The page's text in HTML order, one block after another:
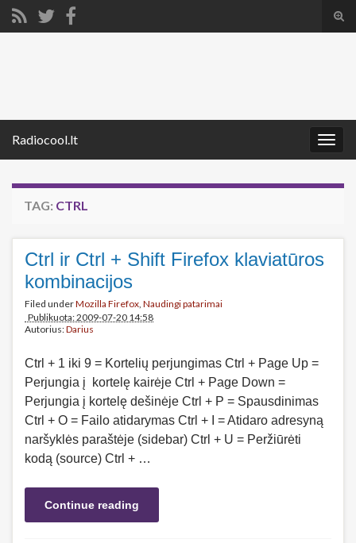
Radiocool.lt
TAG: CTRL
Ctrl ir Ctrl + Shift Firefox klaviatūros
kombinacijos
Filed underMozilla Firefox, Naudingi patarimai
Publikuota: 2009-07-20 14:58
Autorius:Darius
Ctrl + 1 iki 9 = Kortelių perjungimas Ctrl + Page Up =
Perjungia į kortelę kairėje Ctrl + Page Down =
Perjungia į kortelę dešinėje Ctrl + P = Spausdinimas
Ctrl + O = Failo atidarymas Ctrl + I = Atidaro adresyną
naršyklės paraštėje (sidebar) Ctrl + U = Peržiūrėti
kodą (source) Ctrl + …
Continue reading